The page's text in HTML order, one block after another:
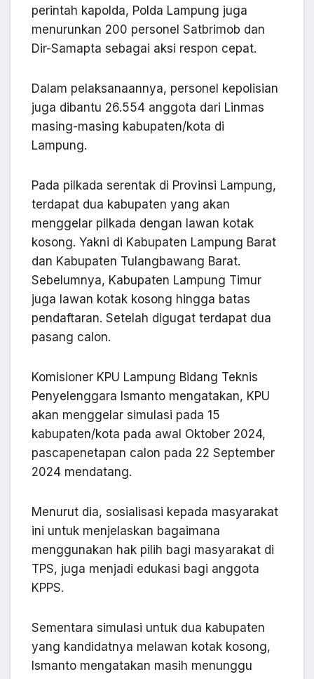
perintah kapolda, Polda Lampung juga
menurunkan 200 personel Satbrimob dan
Dir-Samapta sebagai aksi respon cepat.
Dalam pelaksanaannya, personel kepolisian
juga dibantu 26.554 anggota dari Linmas
masing-masing kabupaten/kota di
Lampung.
Pada pilkada serentak di Provinsi Lampung,
terdapat dua kabupaten yang akan
menggelar pilkada dengan lawan kotak
kosong. Yakni di Kabupaten Lampung Barat
dan Kabupaten Tulangbawang Barat.
Sebelumnya, Kabupaten Lampung Timur
juga lawan kotak kosong hingga batas
pendaftaran. Setelah digugat terdapat dua
pasang calon.
Komisioner KPU Lampung Bidang Teknis
Penyelenggara Ismanto mengatakan, KPU
akan menggelar simulasi pada 15
kabupaten/kota pada awal Oktober 2024,
pascapenetapan calon pada 22 September
2024 mendatang.
Menurut dia, sosialisasi kepada masyarakat
ini untuk menjelaskan bagaimana
menggunakan hak pilih bagi masyarakat di
TPS, juga menjadi edukasi bagi anggota
KPPS.
Sementara simulasi untuk dua kabupaten
yang kandidatnya melawan kotak kosong,
Ismanto mengatakan masih menunggu